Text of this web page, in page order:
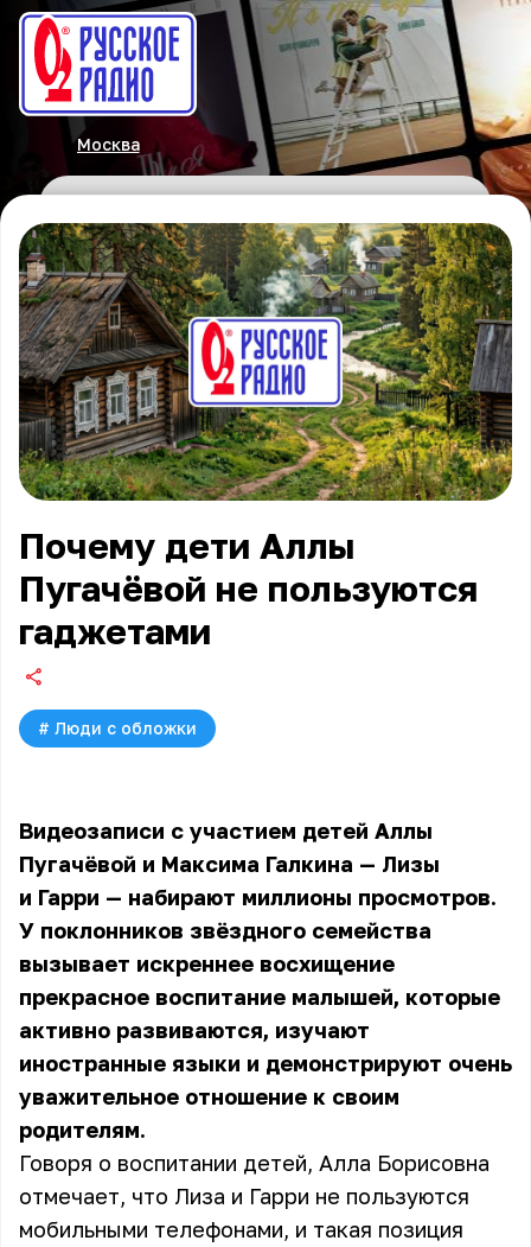
Москва
Почему дети Аллы
Пугачёвой не пользуются
гаджетами
# Люди с обложки
Видеозаписи с участием детей Аллы
Пугачёвой и Максима Галкина — Лизы
и Гарри — набирают миллионы просмотров.
У поклонников звёздного семейства
вызывает искреннее восхищение
прекрасное воспитание малышей, которые
активно развиваются, изучают
иностранные языки и демонстрируют очень
уважительное отношение к своим
родителям.
Говоря о воспитании детей, Алла Борисовна
отмечает, что Лиза и Гарри не пользуются
мобильными телефонами, и такая позиция